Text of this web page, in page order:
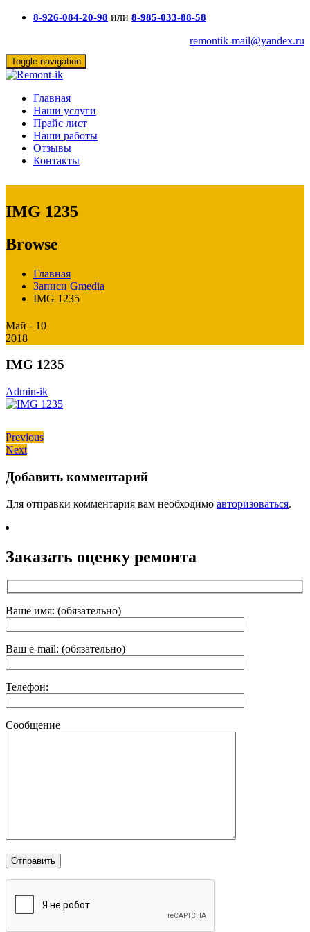
8-926-084-20-98 или 8-985-033-88-58
remontik-mail@yandex.ru
Toggle navigation
Главная
Наши услуги
Прайс лист
Наши работы
Отзывы
Контакты
IMG 1235
Browse
Главная
Записи Gmedia
IMG 1235
Май - 10
2018
IMG 1235
Admin-ik
Навигация
по
записям
PreviousPrevious
NextNext
Добавить комментарий
Для отправки комментария вам необходимо авторизоваться.
Заказать оценку ремонта
Ваше имя: (обязательно)
Ваш e-mail: (обязательно)
Телефон:
Сообщение